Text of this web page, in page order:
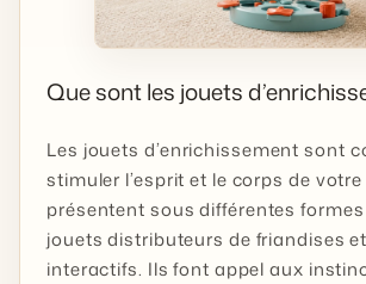
Que sont les jouets
Les jouets d’enrichissement sont
stimuler l’esprit et le corps de
présentent sous différentes formes
jouets distributeurs de friandises
interactifs. Ils font appel aux